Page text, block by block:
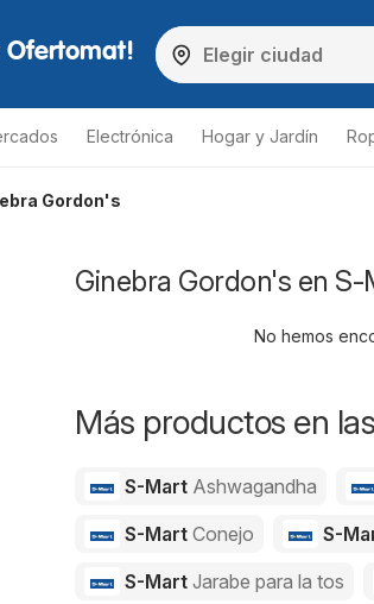
Ofertomat!
Electrónica Hogar y Jardín
Gordon's
Ginebra Gordon's en
No hemos
Más productos en
S-Mart Ashwagandha
S-Mart Conejo S-
S-Mart Jarabe para la tos